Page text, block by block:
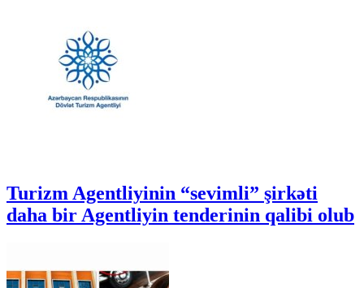
Turizm Agentliyinin “sevimli” şirkəti
daha bir Agentliyin tenderinin qalibi olub